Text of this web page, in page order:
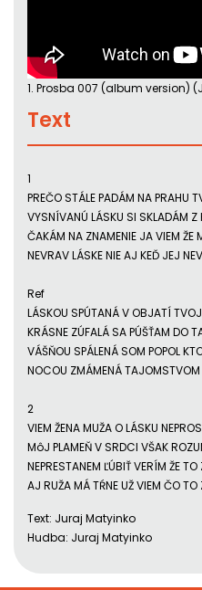
1. Prosba 007 (album version)
Text
1
PREČO STÁLE PADÁM NA PRAHU
VYSNÍVANÚ LÁSKU SI SKLADÁM Z
ČAKÁM NA ZNAMENIE JA VIEM ŽE
NEVRAV LÁSKE NIE AJ KEĎ JEJ
Ref
LÁSKOU SPÚTANÁ V OBJATÍ
KRÁSNE ZÚFALÁ SA PÚŠŤAM DO
VÁŠŇOU SPÁLENÁ SOM POPOL
NOCOU ZMÁMENÁ TAJOMSTVOM
2
VIEM ŽENA MUŽA O LÁSKU
MôJ PLAMEŇ V SRDCI VŠAK
NEPRESTANEM ĽÚBIŤ VERÍM ŽE
AJ RUŽA MÁ TŔNE UŽ VIEM ČO TO
Text: Juraj Matyinko
Hudba: Juraj Matyinko